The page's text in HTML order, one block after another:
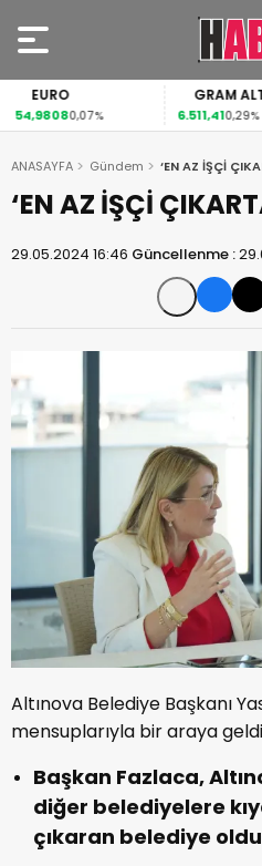
EURO
54,98080,07%
GRAM
6.511,410,29%
ANASAYFA Gündem ‘EN AZ İŞÇİ
‘EN AZ İŞÇİ
29.05.2024 16:46 Güncellenme :
Altınova Belediye Başkanı
mensuplarıyla bir araya
Başkan Fazlaca,
diğer belediyelere
çıkaran belediye